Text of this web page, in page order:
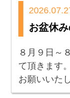
お盆休
８月９日～
て頂きます
お願いいた